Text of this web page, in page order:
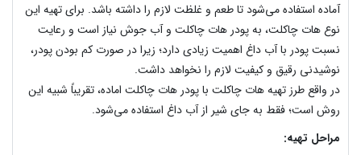
آماده استفاده می‌شود تا طعم و غلظت لازم را داشته باشد. برای تهیه این
نوع هات چاکلت، به پودر هات چاکلت و آب جوش نیاز است و رعایت
نسبت پودر با آب داغ اهمیت زیادی دارد؛ زیرا در صورت کم بودن پودر،
نوشیدنی رقیق و کیفیت لازم را نخواهد داشت.
در واقع طرز تهیه هات چاکلت با پودر هات چاکلت اماده، تقریباً شبیه این
روش است؛ فقط به جای شیر از آب داغ استفاده می‌شود.
مراحل تهیه: